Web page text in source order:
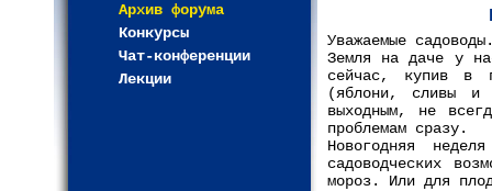
Архив форума
Конкурсы
Чат-конференции
Лекции
Уважаемые
Земля на даче у
сейчас, купив в
(яблони, сливы и
выходным, не
проблемам сразу.
Новогодняя
садоводческих
мороз. Или для